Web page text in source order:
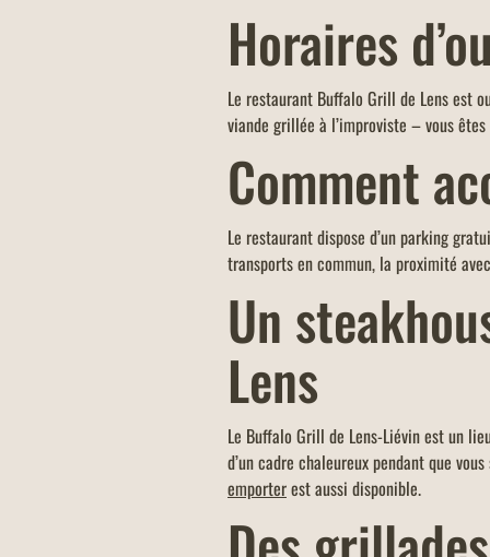
Horaires
Le restaurant Buffalo Grill de Lens est
viande grillée à l’improviste – vous
Comment
Le restaurant dispose d’un parking
transports en commun, la proximité
Un
Lens
Le Buffalo Grill de Lens-Liévin est un
d’un cadre chaleureux pendant que
emporterest aussi disponible.